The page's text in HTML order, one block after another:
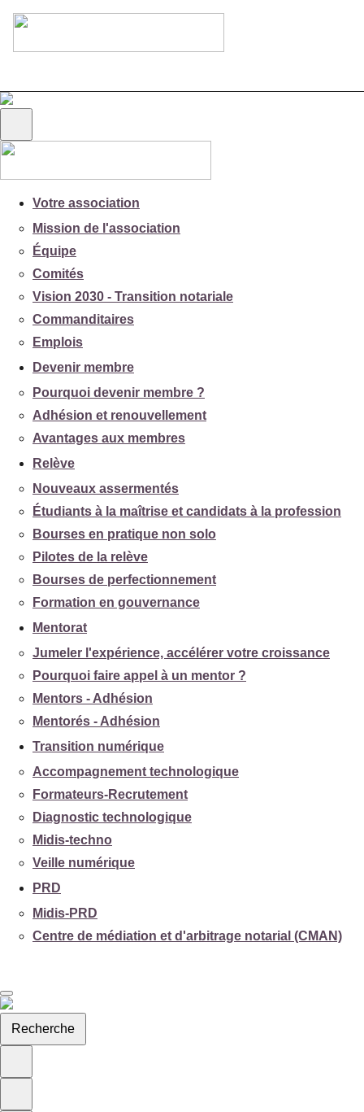
Votre association
Mission de l'association
Équipe
Comités
Vision 2030 - Transition notariale
Commanditaires
Emplois
Devenir membre
Pourquoi devenir membre ?
Adhésion et renouvellement
Avantages aux membres
Relève
Nouveaux assermentés
Étudiants à la maîtrise et candidats à la profession
Bourses en pratique non solo
Pilotes de la relève
Bourses de perfectionnement
Formation en gouvernance
Mentorat
Jumeler l'expérience, accélérer votre croissance
Pourquoi faire appel à un mentor ?
Mentors - Adhésion
Mentorés - Adhésion
Transition numérique
Accompagnement technologique
Formateurs-Recrutement
Diagnostic technologique
Midis-techno
Veille numérique
PRD
Midis-PRD
Centre de médiation et d'arbitrage notarial (CMAN)
Recherche